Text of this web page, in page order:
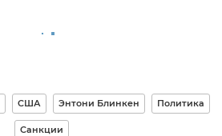
США Энтони Блинкен Политика
Санкции